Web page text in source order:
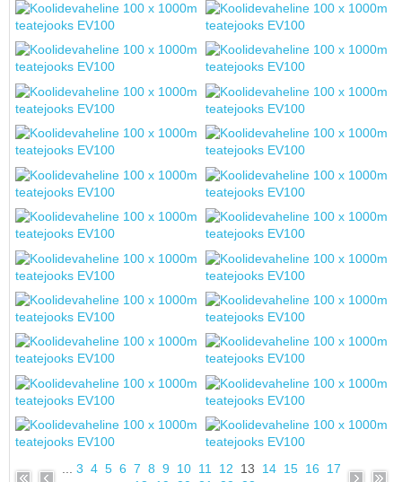
...3 4 5 6 7 8 9 10 11 12 13 14 15 16
17